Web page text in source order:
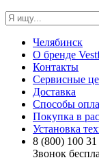
Челябинск
О бренде
Контакты
Сервисные
Доставка
Способы
Покупка в
Установка
8 (800) 100 31
Звонок